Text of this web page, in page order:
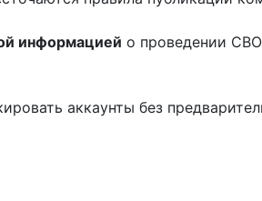
информацией о проведении
аккаунты без